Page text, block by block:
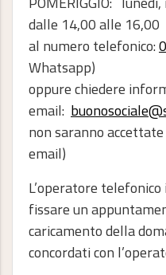
dalle 14,00 alle 16,00
al numero telefonico:
Whatsapp)
oppure chiedere
email:
non saranno
email)
L’operatore
fissare un
caricamento della
concordati con